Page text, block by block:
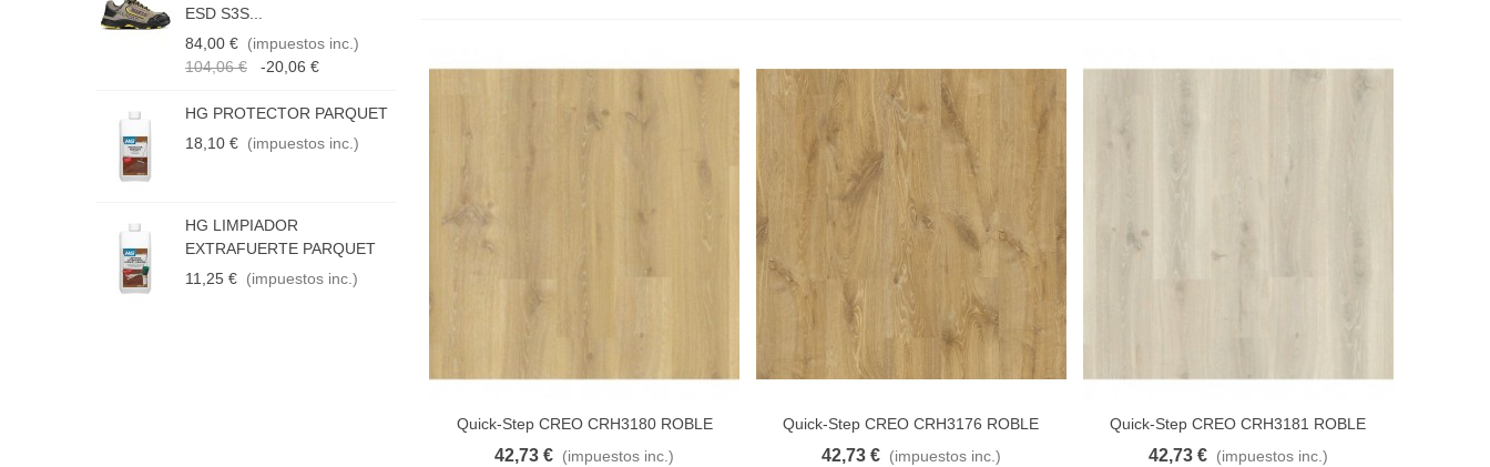
ESD S3S...
84,00 € (impuestos inc.)
104,06 €
-20,06 €
HG PROTECTOR PARQUET
18,10 € (impuestos inc.)
HG LIMPIADOR
EXTRAFUERTE PARQUET
11,25 € (impuestos inc.)
Papel pintado LET'S GO
GIRLS 10439 CASELIO
(impuestos inc.)
MRS RIGO
107,40 €
Añadir al carrito A lista de deseos
Quick-Step CREO CRH3180 ROBLE
NATURAL TENESSE
42,73 € (impuestos inc.)
Añadir al carrito A lista de deseos
Quick-Step CREO CRH3176 ROBLE
NATURAL LOUSIANA
42,73 € (impuestos inc.)
Añadir al carrito A lista de deseos
Quick-Step CREO CRH3181 ROBLE
GRIS TENNESSE
42,73 € (impuestos inc.)